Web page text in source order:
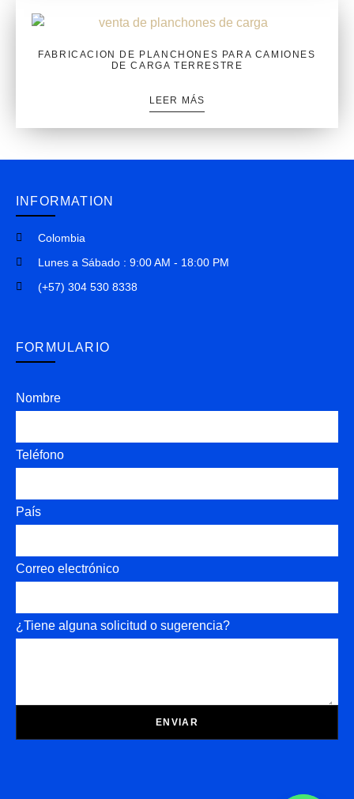
FABRICACION DE PLANCHONES PARA CAMIONES
DE CARGA TERRESTRE
LEER MÁS
INFORMATION
Colombia
Lunes a Sábado : 9:00 AM - 18:00 PM
(+57) 304 530 8338
FORMULARIO
Nombre
Teléfono
País
Correo electrónico
¿Tiene alguna solicitud o sugerencia?
ENVIAR